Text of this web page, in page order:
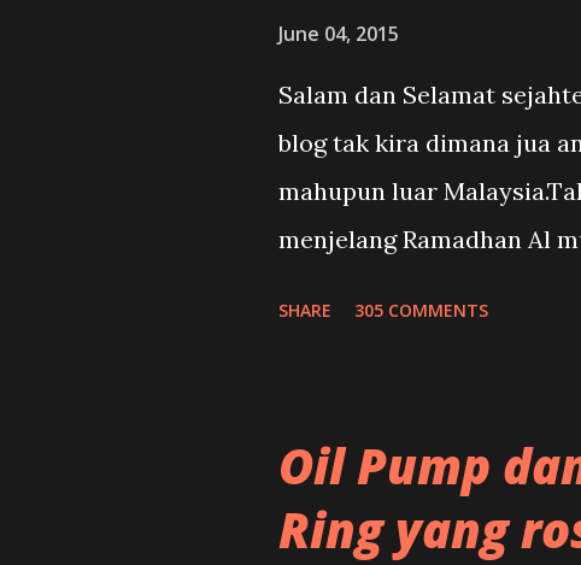
June 04, 2015
Salam dan Selamat
blog tak kira dimana jua
mahupun luar
menjelang Ramadhan Al
SHARE 305 COMMENTS
Oil Pump
Ring yang